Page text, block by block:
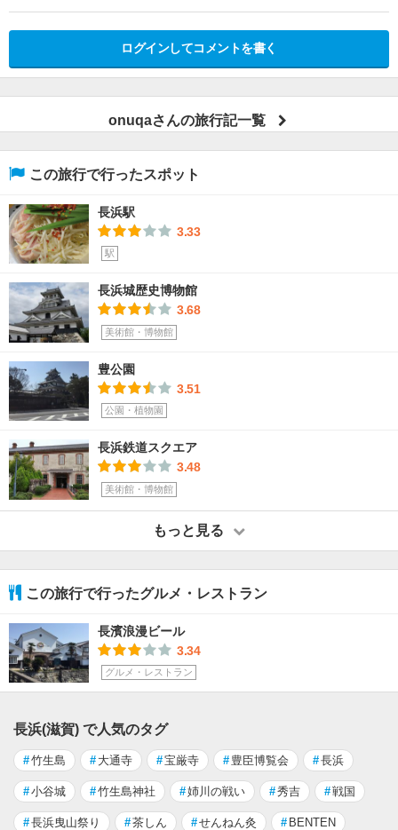
ログインしてコメントを書く
onuqaさんの旅行記一覧
この旅行で行ったスポット
長浜駅
3.33
駅
長浜城歴史博物館
3.68
美術館・博物館
豊公園
3.51
公園・植物園
長浜鉄道スクエア
3.48
美術館・博物館
もっと見る
この旅行で行ったグルメ・レストラン
長濱浪漫ビール
3.34
グルメ・レストラン
長浜(滋賀) で人気のタグ
#竹生島 # 大通寺 #宝厳寺 # 豊臣博覧会 #長浜
#小谷城 #竹生島神社 #姉川の戦い #秀吉 #戦国
#長浜曳山祭り #茶しん #せんねん灸 # BENTEN